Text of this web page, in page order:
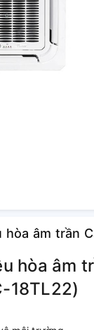
âm trần
hòa âm
18TL22)